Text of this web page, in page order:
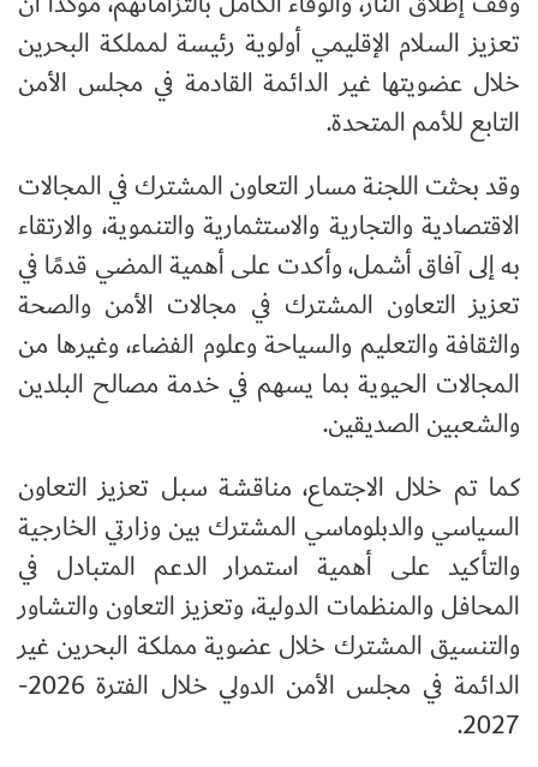
تعزيز السلام الإقليمي أولوية رئيسة لمملكة البحرين
خلال عضويتها غير الدائمة القادمة في مجلس الأمن
التابع للأمم المتحدة.
وقد بحثت اللجنة مسار التعاون المشترك في المجالات
الاقتصادية والتجارية والاستثمارية والتنموية، والارتقاء
به إلى آفاق أشمل، وأكدت على أهمية المضي قدمًا في
تعزيز التعاون المشترك في مجالات الأمن والصحة
والثقافة والتعليم والسياحة وعلوم الفضاء، وغيرها من
المجالات الحيوية بما يسهم في خدمة مصالح البلدين
والشعبين الصديقين.
كما تم خلال الاجتماع، مناقشة سبل تعزيز التعاون
السياسي والدبلوماسي المشترك بين وزارتي الخارجية
والتأكيد على أهمية استمرار الدعم المتبادل في
المحافل والمنظمات الدولية، وتعزيز التعاون والتشاور
والتنسيق المشترك خلال عضوية مملكة البحرين غير
الدائمة في مجلس الأمن الدولي خلال الفترة 2026-
2027.